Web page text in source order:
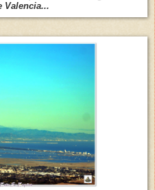
Valencia...